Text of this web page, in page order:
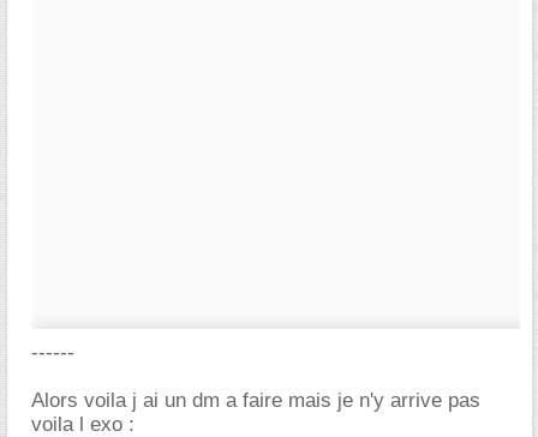
------
Alors voila j ai un dm a faire mais je n'y arrive pas
voila l exo :